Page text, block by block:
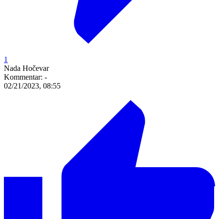
1
Nada Hočevar
Kommentar: -
02/21/2023, 08:55